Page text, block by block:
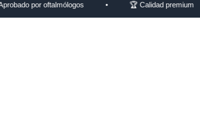
por oftalmólogos • 🏆 Calidad premium •